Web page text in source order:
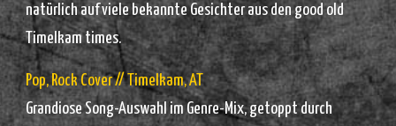
natürlich auf viele bekannte Gesichter aus den good old
Timelkam times.
Pop, Rock Cover // Timelkam, AT
Grandiose Song-Auswahl im Genre-Mix, getoppt durch